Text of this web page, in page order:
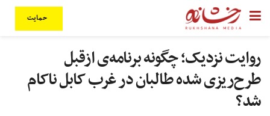
حمایت
روایت نزدیک؛ چگونه برنامه‌ی ازقبل
طرح‌ریزی شده‌ طالبان در غرب کابل ناکام
شد؟